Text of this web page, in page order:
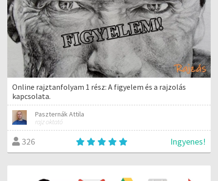
Online rajztanfolyam 1 rész: A figyelem és a rajzolás
kapcsolata.
Paszternák Attila
rajz oktató
326 Ingyenes!